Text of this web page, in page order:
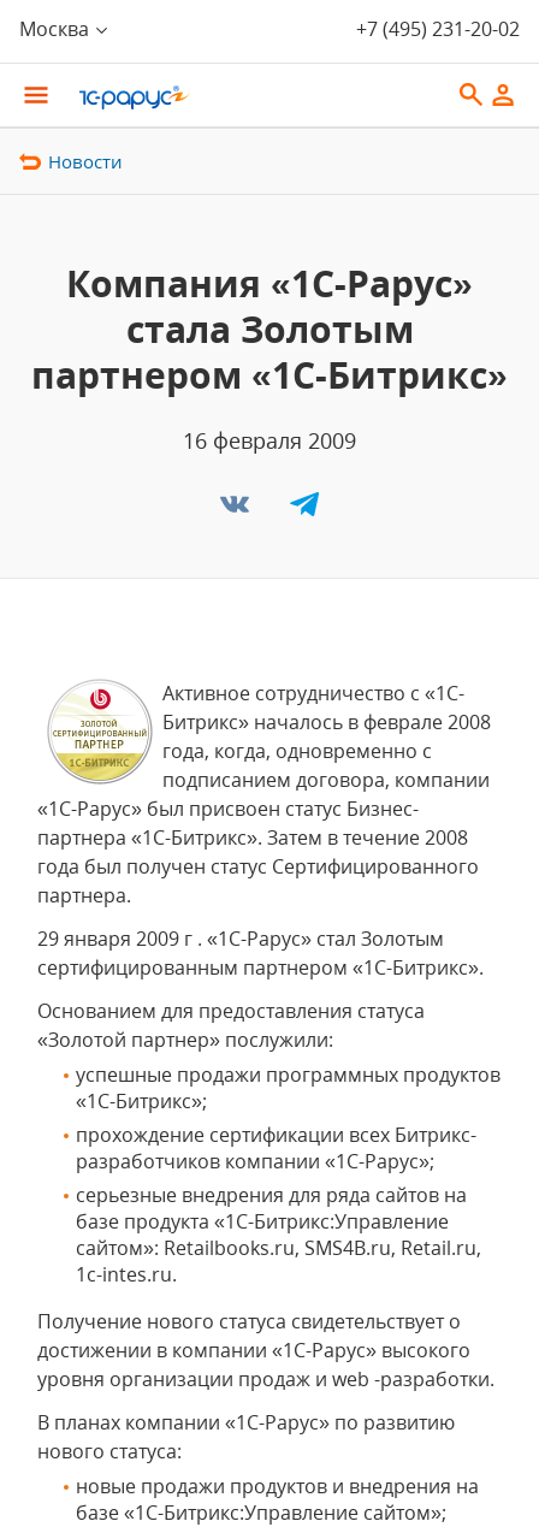
Москва +7 (495) 231-20-02
Новости
Компания «1С-Рарус»
стала Золотым
партнером «1С-Битрикс»
16 февраля 2009
Активное сотрудничество с «1С-
Битрикс» началось в феврале 2008
года, когда, одновременно с
подписанием договора, компании
«1С-Рарус» был присвоен статус Бизнес-
партнера «1С-Битрикс». Затем в течение 2008
года был получен статус Сертифицированного
партнера.
29 января 2009 г . «1С-Рарус» стал Золотым
сертифицированным партнером «1С-Битрикс».
Основанием для предоставления статуса
«Золотой партнер» послужили:
успешные продажи программных продуктов
«1С-Битрикс»;
прохождение сертификации всех Битрикс-
разработчиков компании «1С-Рарус»;
серьезные внедрения для ряда сайтов на
базе продукта «1С-Битрикс:Управление
сайтом»: Retailbooks.ru, SMS4B.ru, Retail.ru,
1c-intes.ru.
Получение нового статуса свидетельствует о
достижении в компании «1С-Рарус» высокого
уровня организации продаж и web -разработки.
В планах компании «1С-Рарус» по развитию
нового статуса:
новые продажи продуктов и внедрения на
базе «1С-Битрикс:Управление сайтом»;